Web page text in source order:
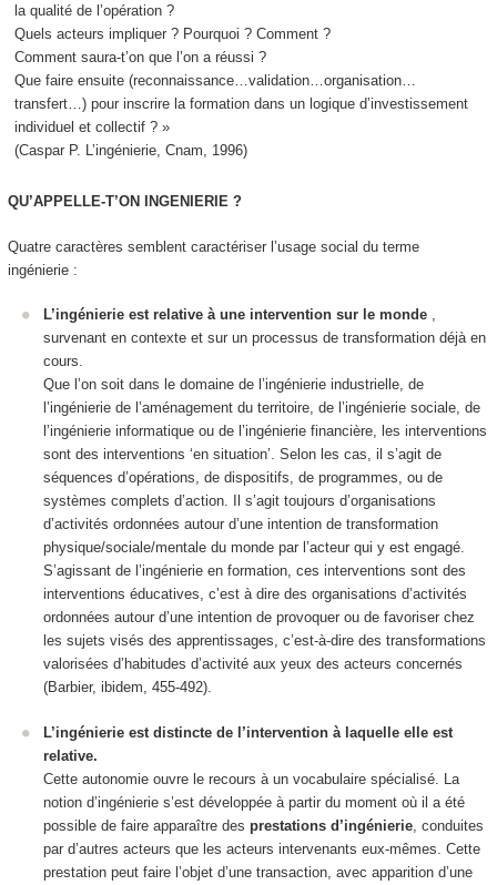
la qualité de l’opération ?
Quels acteurs impliquer ? Pourquoi ? Comment ?
Comment saura-t’on que l’on a réussi ?
Que faire ensuite (reconnaissance…validation…organisation…
transfert…) pour inscrire la formation dans un logique d’investissement
individuel et collectif ? »
(Caspar P. L’ingénierie, Cnam, 1996)
QU’APPELLE-T’ON INGENIERIE ?
Quatre caractères semblent caractériser l’usage social du terme
ingénierie:
L’ingénierie est relative à une intervention sur le monde ,
survenant en contexte et sur un processus de transformation déjà en
cours.
Que l’on soit dans le domaine de l’ingénierie industrielle, de
l’ingénierie de l’aménagement du territoire, de l’ingénierie sociale, de
l’ingénierie informatique ou de l’ingénierie financière, les interventions
sont des interventions ‘en situation’. Selon les cas, il s’agit de
séquences d’opérations, de dispositifs, de programmes, ou de
systèmes complets d’action. Il s’agit toujours d’organisations
d’activités ordonnées autour d’une intention de transformation
physique/sociale/mentale du monde par l’acteur qui y est engagé.
S’agissant de l’ingénierie en formation, ces interventions sont des
interventions éducatives, c’est à dire des organisations d’activités
ordonnées autour d’une intention de provoquer ou de favoriser chez
les sujets visés des apprentissages, c’est-à-dire des transformations
valorisées d’habitudes d’activité aux yeux des acteurs concernés
(Barbier, ibidem, 455-492).
L’ingénierie est distincte de l’intervention à laquelle elle est
relative.
Cette autonomie ouvre le recours à un vocabulaire spécialisé. La
notion d’ingénierie s’est développée à partir du moment où il a été
possible de faire apparaître des prestations d’ingénierie , conduites
par d’autres acteurs que les acteurs intervenants eux-mêmes. Cette
prestation peut faire l’objet d’une transaction, avec apparition d’une